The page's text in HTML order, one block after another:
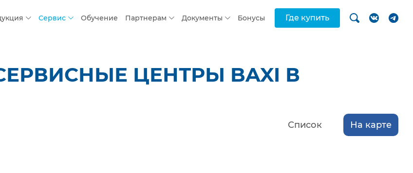
Сервис Обучение Партнерам Документы Бонусы Где купить
ЦЕНТРЫ BAXI В
Список На карте